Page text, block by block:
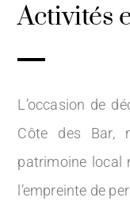
Activités
L’occasion de
Côte des Bar,
patrimoine local
l’empreinte de